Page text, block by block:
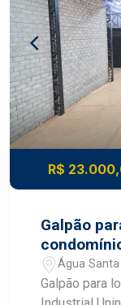
R$
Galpão para
Água
Galpão para